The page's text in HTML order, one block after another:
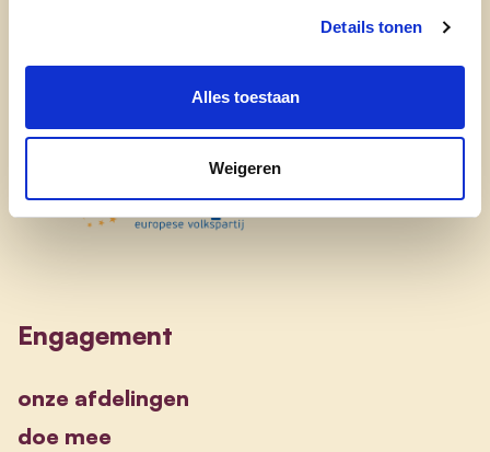
Details tonen
Alles toestaan
Weigeren
Engagement
onze afdelingen
doe mee